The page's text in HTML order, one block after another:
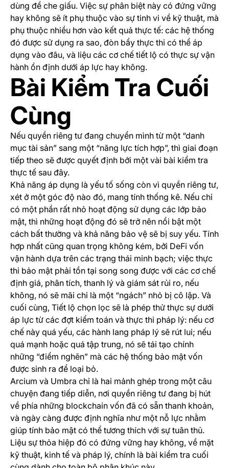
dùng để che giấu. Việc sự phân biệt này có đứng vững
hay không sẽ ít phụ thuộc vào sự tinh vi về kỹ thuật, mà
phụ thuộc nhiều hơn vào kết quả thực tế: các hệ thống
đó được sử dụng ra sao, đòn bẩy thực thi có thể áp
dụng vào đâu, và liệu các cơ chế tiết lộ có thực sự vận
hành ổn định dưới áp lực hay không.
Bài Kiểm Tra Cuối
Cùng
Nếu quyền riêng tư đang chuyển mình từ một “danh
mục tài sản” sang một “năng lực tích hợp”, thì giai đoạn
tiếp theo sẽ được quyết định bởi một vài bài kiểm tra
thực tế sau đây.
Khả năng áp dụng là yếu tố sống còn vì quyền riêng tư,
xét ở một góc độ nào đó, mang tính thống kê. Nếu chỉ
có một phần rất nhỏ hoạt động sử dụng các lớp bảo
mật, thì những hoạt động đó sẽ trở nên nổi bật một
cách bất thường và khả năng bảo vệ sẽ bị suy yếu. Tính
hợp nhất cũng quan trọng không kém, bởi DeFi vốn
vận hành dựa trên các trạng thái minh bạch; việc thực
thi bảo mật phải tồn tại song song được với các cơ chế
định giá, phân tích, thanh lý và giám sát rủi ro, nếu
không, nó sẽ mãi chỉ là một “ngách” nhỏ bị cô lập. Và
cuối cùng, Tiết lộ chọn lọc sẽ là phép thử thực sự dưới
áp lực từ các đợt kiểm toán và thực thi pháp lý: nếu cơ
chế này quá yếu, các hành lang pháp lý sẽ rút lui; nếu
quá mạnh hoặc quá tập trung, nó sẽ tái tạo chính
những “điểm nghẽn” mà các hệ thống bảo mật vốn
được sinh ra để loại bỏ.
Arcium và Umbra chỉ là hai mảnh ghép trong một câu
chuyện đang tiếp diễn, nơi quyền riêng tư đang bị hút
về phía những blockchain vốn đã có sẵn thanh khoản,
và ngày càng được định nghĩa như một nỗ lực nhằm
giúp tính bảo mật có thể tương thích với sự tuân thủ.
Liệu sự thỏa hiệp đó có đứng vững hay không, về mặt
kỹ thuật, kinh tế và pháp lý, chính là bài kiểm tra cuối